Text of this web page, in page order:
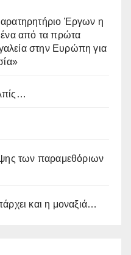
Έργων η
ένα από τα πρώτα
στην Ευρώπη για
των παραμεθόριων
και η μοναξιά…